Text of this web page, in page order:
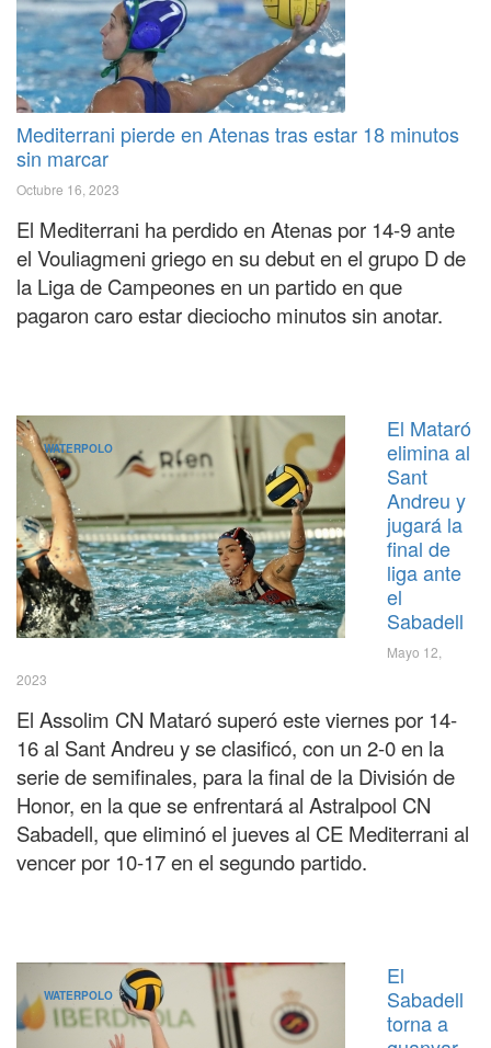
Mediterrani pierde en Atenas tras estar 18 minutos
sin marcar
Octubre 16, 2023
El Mediterrani ha perdido en Atenas por 14-9 ante
el Vouliagmeni griego en su debut en el grupo D de
la Liga de Campeones en un partido en que
pagaron caro estar dieciocho minutos sin anotar.
WATERPOLO
El Mataró
elimina al
Sant
Andreu y
jugará la
final de
liga ante
el
Sabadell
Mayo 12,
2023
El Assolim CN Mataró superó este viernes por 14-
16 al Sant Andreu y se clasificó, con un 2-0 en la
serie de semifinales, para la final de la División de
Honor, en la que se enfrentará al Astralpool CN
Sabadell, que eliminó el jueves al CE Mediterrani al
vencer por 10-17 en el segundo partido.
WATERPOLO
El
Sabadell
torna a